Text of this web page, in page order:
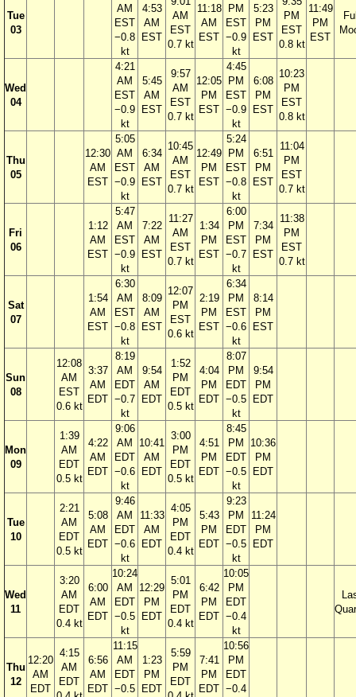
Tue
03
AM
EST
−0.8
kt
4:53
AM
EST
AM
EST
0.7 kt
11:18
AM
EST
PM
EST
−0.9
kt
5:23
PM
EST
PM
EST
0.8 kt
11:49
PM
EST
Wed
04
4:21
AM
EST
−0.9
kt
5:45
AM
EST
9:57
AM
EST
0.7 kt
12:05
PM
EST
4:45
PM
EST
−0.9
kt
6:08
PM
EST
10:23
PM
EST
0.8 kt
Thu
05
12:30
AM
EST
5:05
AM
EST
−0.9
kt
6:34
AM
EST
10:45
AM
EST
0.7 kt
12:49
PM
EST
5:24
PM
EST
−0.8
kt
6:51
PM
EST
11:04
PM
EST
0.7 kt
Fri
06
1:12
AM
EST
5:47
AM
EST
−0.9
kt
7:22
AM
EST
11:27
AM
EST
0.7 kt
1:34
PM
EST
6:00
PM
EST
−0.7
kt
7:34
PM
EST
11:38
PM
EST
0.7 kt
Sat
07
1:54
AM
EST
6:30
AM
EST
−0.8
kt
8:09
AM
EST
12:07
PM
EST
0.6 kt
2:19
PM
EST
6:34
PM
EST
−0.6
kt
8:14
PM
EST
Sun
08
12:08
AM
EST
0.6 kt
3:37
AM
EDT
8:19
AM
EDT
−0.7
kt
9:54
AM
EDT
1:52
PM
EDT
0.5 kt
4:04
PM
EDT
8:07
PM
EDT
−0.5
kt
9:54
PM
EDT
Mon
09
1:39
AM
EDT
0.5 kt
4:22
AM
EDT
9:06
AM
EDT
−0.6
kt
10:41
AM
EDT
3:00
PM
EDT
0.5 kt
4:51
PM
EDT
8:45
PM
EDT
−0.5
kt
10:36
PM
EDT
Tue
10
2:21
AM
EDT
0.5 kt
5:08
AM
EDT
9:46
AM
EDT
−0.6
kt
11:33
AM
EDT
4:05
PM
EDT
0.4 kt
5:43
PM
EDT
9:23
PM
EDT
−0.5
kt
11:24
PM
EDT
Wed
11
3:20
AM
EDT
0.4 kt
6:00
AM
EDT
10:24
AM
EDT
−0.5
kt
12:29
PM
EDT
5:01
PM
EDT
0.4 kt
6:42
PM
EDT
10:05
PM
EDT
−0.4
kt
Thu
12
12:20
AM
EDT
4:15
AM
EDT
6:56
AM
EDT
11:15
AM
EDT
−0.5
1:23
PM
EDT
5:59
PM
EDT
7:41
PM
EDT
10:56
PM
EDT
−0.4